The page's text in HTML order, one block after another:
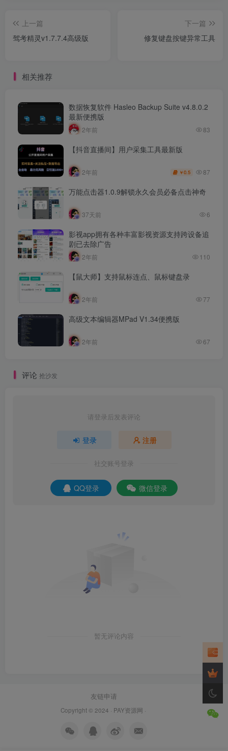
上一篇
驾考精灵v1.7.7.4高级版
下一篇
修复键盘按键异常工具
相关推荐
数据恢复软件 Hasleo Backup Suite v4.8.0.2
最新便携版
2年前 83
【抖音直播间】用户采集工具最新版
2年前 ￥0.5 87
万能点击器1.0.9解锁永久会员必备点击神奇
37天前 6
影视app拥有各种丰富影视资源支持跨设备追
剧已去除广告
2年前 110
【鼠大师】支持鼠标连点、鼠标键盘录
2年前 77
高级文本编辑器MPad V1.34便携版
2年前 67
评论 抢沙发
请登录后发表评论
登录 注册
社交账号登录
QQ登录 微信登录
暂无评论内容
友链申请
Copyright © 2024 · PAY资源网 ·